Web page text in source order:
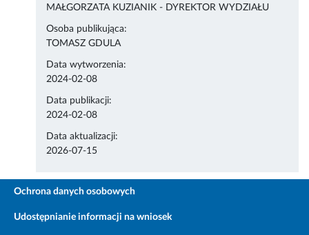
MAŁGORZATA KUZIANIK - DYREKTOR WYDZIAŁU
Osoba publikująca:
TOMASZ GDULA
Data wytworzenia:
2024-02-08
Data publikacji:
2024-02-08
Data aktualizacji:
2026-07-15
Ochrona danych osobowych
Udostępnianie informacji na wniosek